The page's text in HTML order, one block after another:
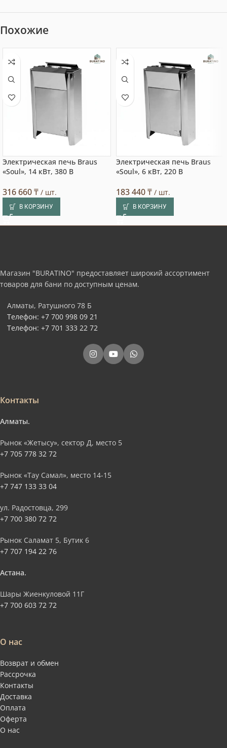
Похожие
Электрическая печь Braus
«Soul», 14 кВт, 380 В
316 660₸ / шт.
В КОРЗИНУ
Электрическая печь Braus
«Soul», 6 кВт, 220 В
183 440₸ / шт.
В КОРЗИНУ
Магазин "BURATINO" предоставляет широкий ассортимент
товаров для бани по доступным ценам.
Алматы, Ратушного 78 Б
Телефон: +7 700 998 09 21
Телефон: +7 701 333 22 72
Контакты
Алматы.
Рынок «Жетысу», сектор Д, место 5
+7 705 778 32 72
Рынок «Тау Самал», место 14-15
+7 747 133 33 04
ул. Радостовца, 299
+7 700 380 72 72
Рынок Саламат 5, Бутик 6
+7 707 194 22 76
Астана.
Шары Жиенкуловой 11Г
+7 700 603 72 72
О нас
Возврат и обмен
Рассрочка
Контакты
Доставка
Оплата
Оферта
О нас